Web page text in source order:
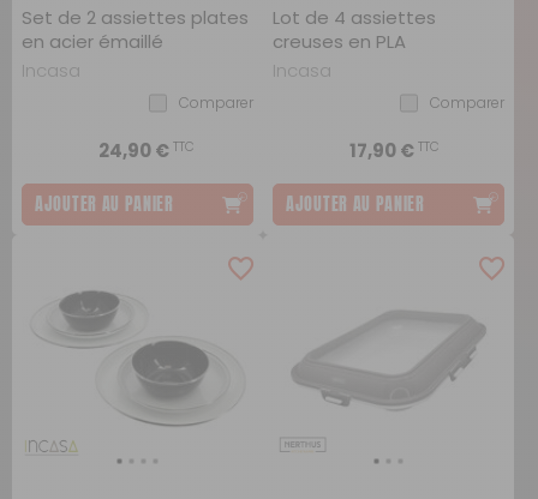
Set de 2 assiettes plates
en acier émaillé
Incasa
Comparer
24,90 €TTC
AJOUTER AU PANIER
Lot de 4 assiettes
creuses en PLA
Incasa
Comparer
17,90 €TTC
AJOUTER AU PANIER